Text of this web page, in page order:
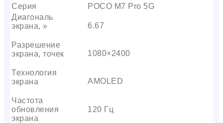
Серия
POCO M7 Pro 5G
Диагональ
экрана, »
6.67
Разрешение
экрана, точек
1080×2400
Технология
экрана
AMOLED
Частота
обновления
экрана
120 Гц